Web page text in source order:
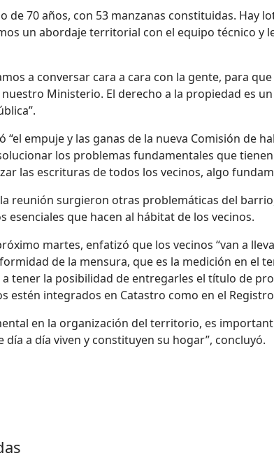
de 70 años, con 53 manzanas constituidas.
un abordaje territorial con el equipo técnico y
a conversar cara a cara con la gente, para
Ministerio. El derecho a la propiedad es
“el empuje y las ganas de la nueva Comisión de
los problemas fundamentales que
las escrituras de todos los vecinos, algo
reunión surgieron otras problemáticas del
esenciales que hacen al hábitat de los vecinos.
martes, enfatizó que los vecinos “van a
de la mensura, que es la medición en el
tener la posibilidad de entregarles el título de
estén integrados en Catastro como en el
en la organización del territorio, es
día a día viven y constituyen su hogar”, concluyó.
avanza con el ordenamiento territorial para que las